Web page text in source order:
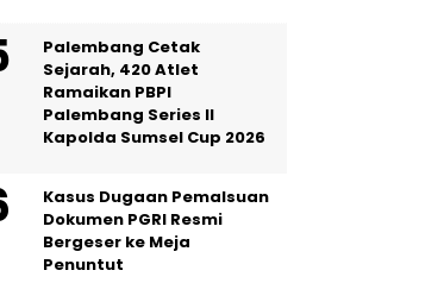
Palembang Cetak
Sejarah, 420 Atlet
Ramaikan PBPI
Palembang Series II
Kapolda Sumsel Cup 2026
Kasus Dugaan Pemalsuan
Dokumen PGRI Resmi
Bergeser ke Meja
Penuntut